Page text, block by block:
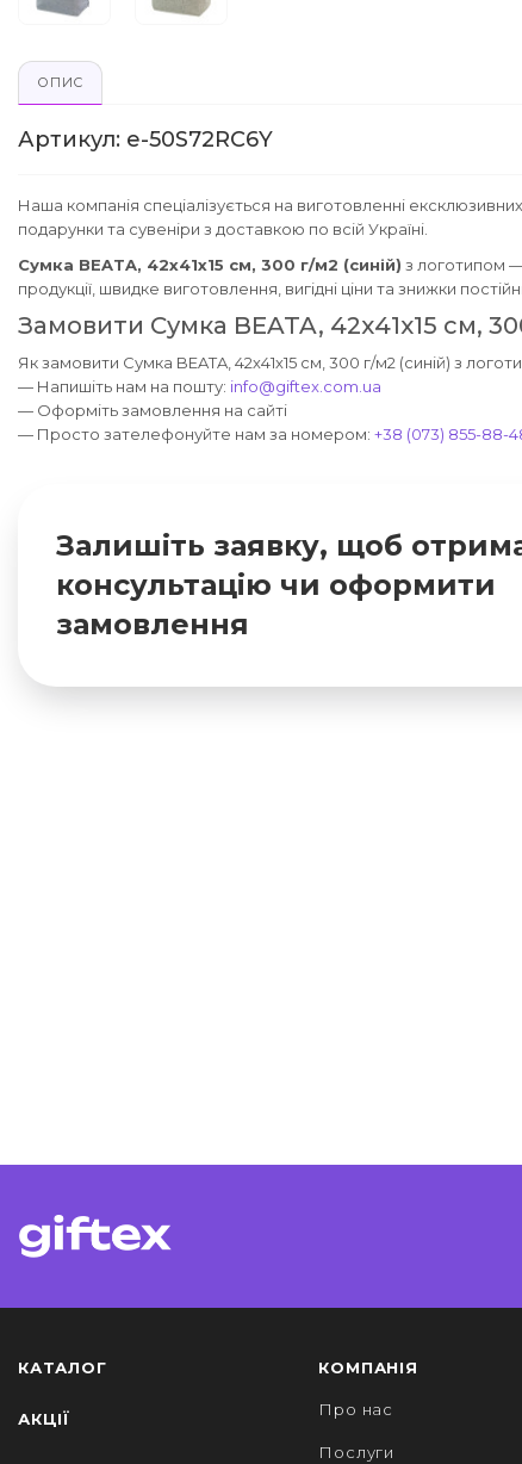
ОПИС
Артикул: e-50S72RC6Y
Наша компанія спеціалізується на виготовленні
подарунки та сувеніри з доставкою по всій Україні.
Сумка BEATA, 42х41х15 см, 300 г/м2 (синій) з логотипом —
продукції, швидке виготовлення, вигідні ціни та знижки
Замовити Сумка BEATA, 42х41х15 см,
Як замовити Сумка BEATA, 42х41х15 см, 300 г/м2 (синій) з
— Напишіть нам на пошту: info@giftex.com.ua
— Оформіть замовлення на сайті
— Просто зателефонуйте нам за номером: +38 (073) 855-88-
Залишіть заявку, щоб
консультацію чи оформити
замовлення
КАТАЛОГ
АКЦІЇ
КОМПАНІЯ
Про нас
Послуги